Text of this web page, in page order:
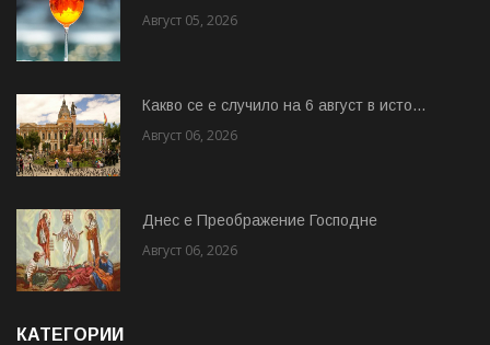
Август 05, 2026
Какво се е случило на 6 август в исто...
Август 06, 2026
Днес е Преображение Господне
Август 06, 2026
КАТЕГОРИИ